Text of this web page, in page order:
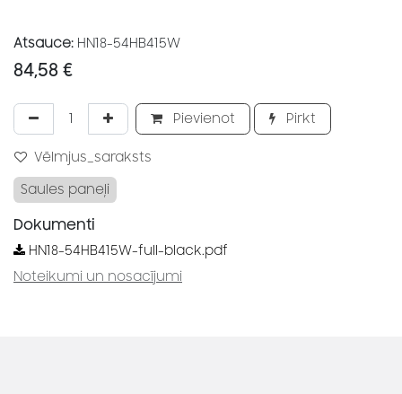
Atsauce: HN18-54HB415W
84,58 €
Pievienot Pirkt
Vēlmjus_saraksts
Saules paneļi
Dokumenti
HN18-54HB415W-full-black.pdf
Noteikumi un nosacījumi